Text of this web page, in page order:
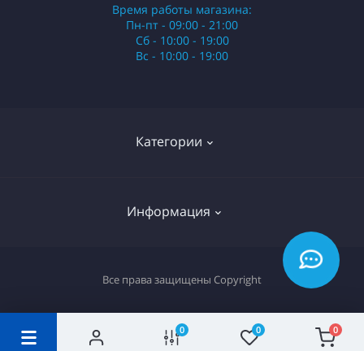
0 0 0
Категории
Российские сигареты
Информация
Вопрос-ответ
Время работы магазина:
Пн-пт - 09:00 - 21:00
Сб - 10:00 - 19:00
Вс - 10:00 - 19:00
Все права защищены Copyright